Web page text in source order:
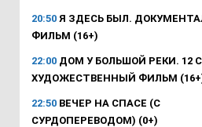
20:50 Я ЗДЕСЬ БЫЛ.
ФИЛЬМ (16+)
22:00 ДОМ У БОЛЬШОЙ РЕКИ. 12
ХУДОЖЕСТВЕННЫЙ ФИЛЬМ
22:50 ВЕЧЕР НА СПАСЕ (С
СУРДОПЕРЕВОДОМ) (0+)